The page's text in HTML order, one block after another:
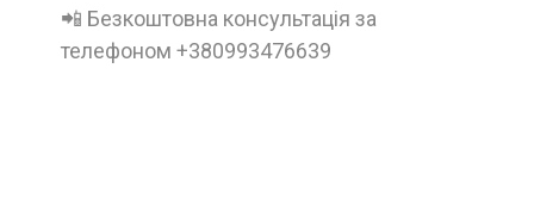
📲 Безкоштовна консультація за
телефоном +380993476639